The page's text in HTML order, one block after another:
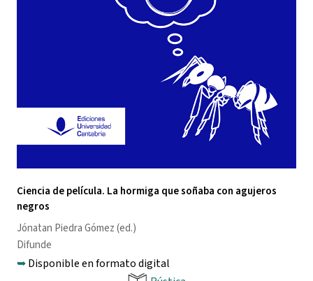
Ciencia de película. La hormiga que soñaba con agujeros
negros
Jónatan Piedra Gómez(ed.)
Difunde
➥Disponible en formato digital